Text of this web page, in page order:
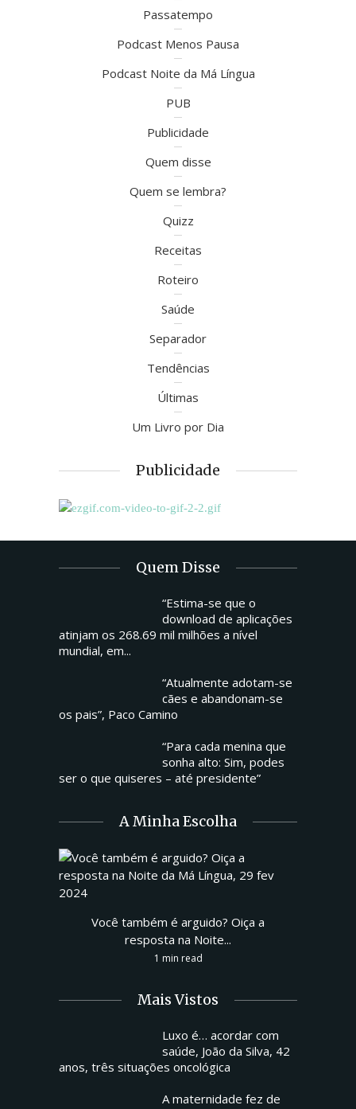
Passatempo
Podcast Menos Pausa
Podcast Noite da Má Língua
PUB
Publicidade
Quem disse
Quem se lembra?
Quizz
Receitas
Roteiro
Saúde
Separador
Tendências
Últimas
Um Livro por Dia
Publicidade
Quem Disse
“Estima-se que o
download de aplicações
atinjam os 268.69 mil milhões a nível
mundial, em...
“Atualmente adotam-se
cães e abandonam-se
os pais”, Paco Camino
“Para cada menina que
sonha alto: Sim, podes
ser o que quiseres – até presidente”
A Minha Escolha
Você também é arguido? Oiça a
resposta na Noite...
1 min read
Mais Vistos
Luxo é… acordar com
saúde, João da Silva, 42
anos, três situações oncológica
A maternidade fez de